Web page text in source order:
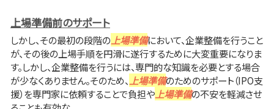
上場準備前のサポート
しかし、その最初の段階の上場準備において、企業整備を行うこと
が、その後の上場手順を円滑に遂行するために大変重要になりま
す。しかし、企業整備を行うには、専門的な知識を必要とする場合
が少なくありません。そのため、上場準備のためのサポート（IPO支
援）を専門家に依頼することで負担や上場準備の不安を軽減させ